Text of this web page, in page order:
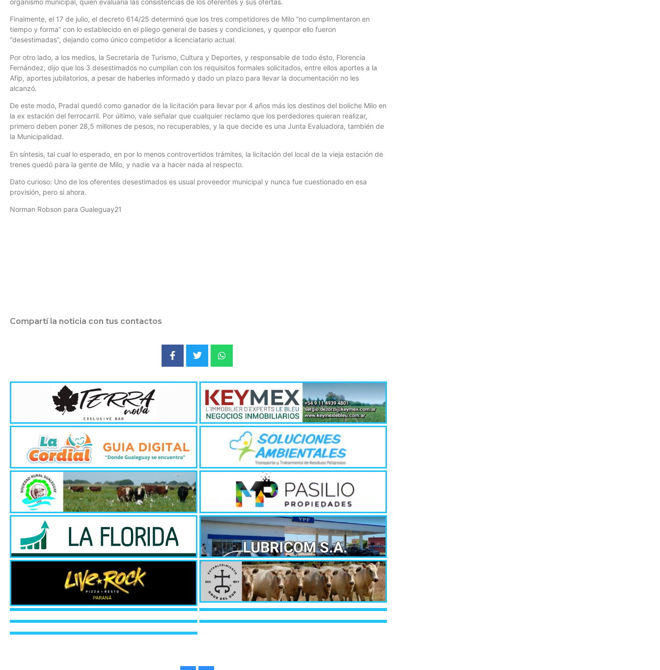
organismo municipal, quien evaluaría las consistencias de los oferentes y sus ofertas.
Finalmente, el 17 de julio, el decreto 614/25 determinó que los tres competidores de Milo “no cumplimentaron en
tiempo y forma” con lo establecido en el pliego general de bases y condiciones, y quenpor ello fueron
“desestimadas”, dejando como único competidor a licenciatario actual.
Por otro lado, a los medios, la Secretaría de Turismo, Cultura y Deportes, y responsable de todo ésto, Florencia
Fernández, dijo que los 3 desestimados no cumplían con los requisitos formales solicitados, entre ellos aportes a la
Afip, aportes jubilatorios, a pesar de haberles informado y dado un plazo para llevar la documentación no les
alcanzó.
De este modo, Pradal quedó como ganador de la licitación para llevar por 4 años más los destinos del boliche Milo en
la ex estación del ferrocarril. Por último, vale señalar que cualquier reclamo que los perdedores quieran realizar,
primero deben poner 28,5 millones de pesos, no recuperables, y la que decide es una Junta Evaluadora, también de
la Municipalidad.
En síntesis, tal cual lo esperado, en por lo menos controvertidos trámites, la licitación del local de la vieja estación de
trenes quedó para la gente de Milo, y nadie va a hacer nada al respecto.
Dato curioso: Uno de los oferentes desestimados es usual proveedor municipal y nunca fue cuestionado en esa
provisión, pero si ahora.
Norman Robson para Gualeguay21
Compartí la noticia con tus contactos